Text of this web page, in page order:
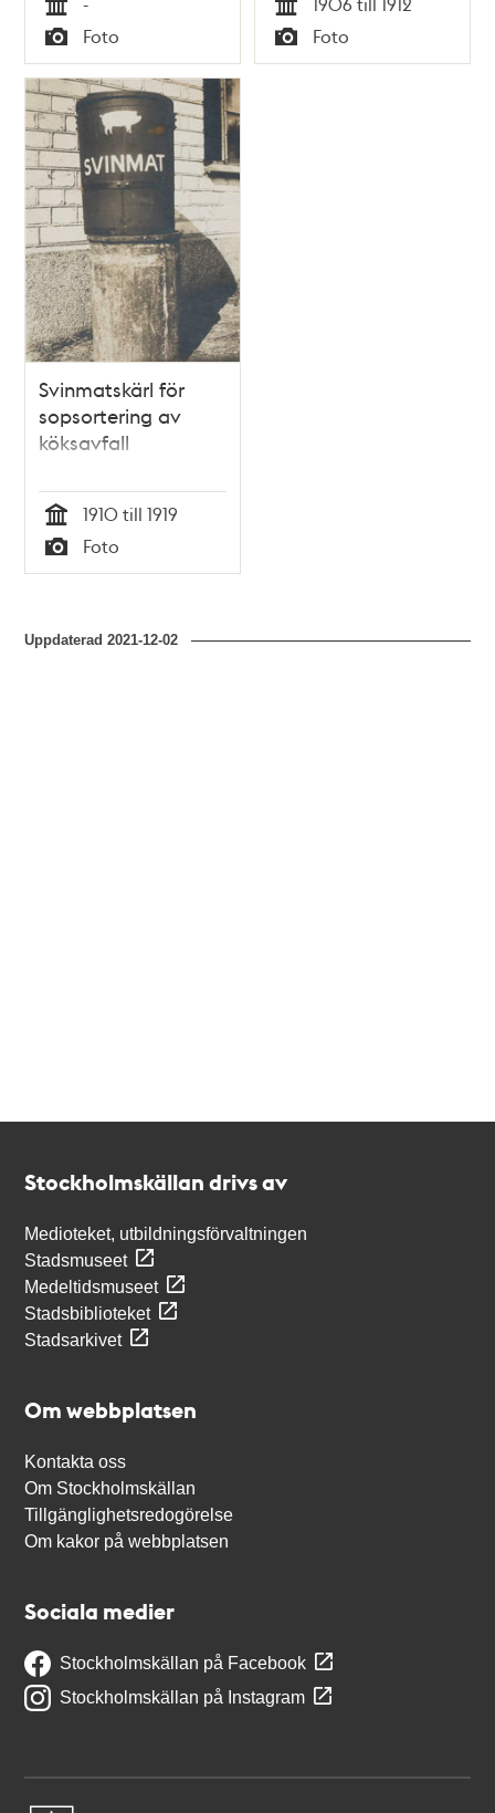
Tid
Typ
Foto Tid
Typ
Foto
Svinmatskärl för
sopsortering av
köksavfall
Tid
1910 till 1919
Typ
Foto
Uppdaterad2021-12-02
Stockholmskällan drivs av
Medioteket, utbildningsförvaltningen
Stadsmuseet
Medeltidsmuseet
Stadsbiblioteket
Stadsarkivet
Om webbplatsen
Kontakta oss
Om Stockholmskällan
Tillgänglighetsredogörelse
Om kakor på webbplatsen
Sociala medier
Stockholmskällan på Facebook
Stockholmskällan på Instagram